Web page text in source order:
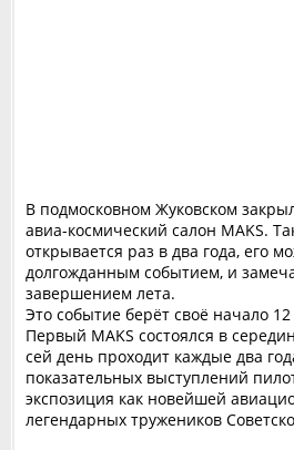
В подмосковном Жуковском
авиа-космический салон MAKS.
открывается раз в два года, его
долгожданным событием, и
завершением лета.
Это событие берёт своё начало
Первый MAKS состоялся в
сей день проходит каждые два
показательных выступлений
экспозиция как новейшей
легендарных тружеников